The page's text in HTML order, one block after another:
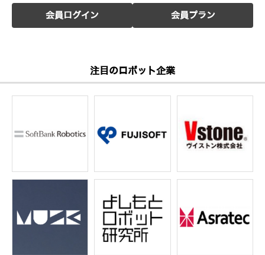
会員ログイン 会員プラン
注目のロボット企業